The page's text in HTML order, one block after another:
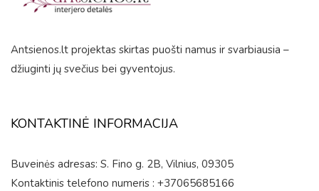
Antsienos.lt projektas skirtas puošti namus ir svarbiausia –
džiuginti jų svečius bei gyventojus.
KONTAKTINĖ INFORMACIJA
Buveinės adresas: S. Fino g. 2B, Vilnius, 09305
Kontaktinis telefono numeris : +37065685166